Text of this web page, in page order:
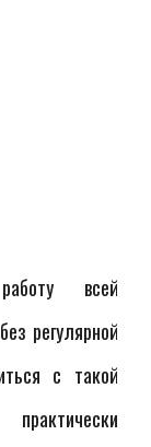
всей
регулярной
с такой